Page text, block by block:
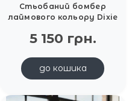
Стьобаний бомбер
лаймового кольору Dixie
5 150 грн.
до кошика